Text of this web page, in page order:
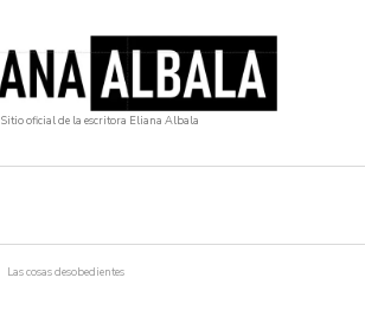
Sitio oficial de la escritora Eliana Albala
Las cosas desobedientes